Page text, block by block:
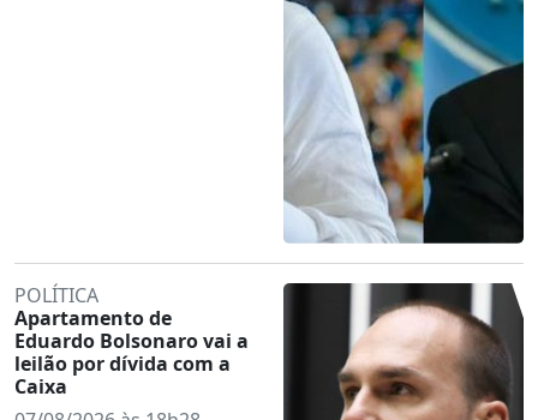
POLÍTICA
Apartamento de
Eduardo Bolsonaro vai a
leilão por dívida com a
Caixa